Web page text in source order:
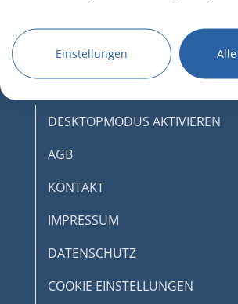
DESKTOPMODUS AKTIVIEREN
AGB
KONTAKT
IMPRESSUM
DATENSCHUTZ
COOKIE EINSTELLUNGEN
Einstellungen